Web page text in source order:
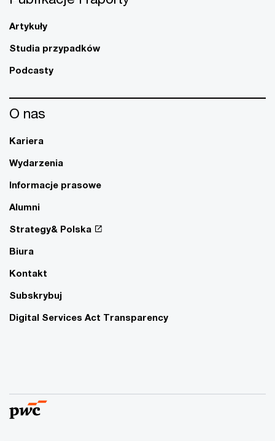
Artykuły
Studia przypadków
Podcasty
O nas
Kariera
Wydarzenia
Informacje prasowe
Alumni
Strategy& Polska
Biura
Kontakt
Subskrybuj
Digital Services Act Transparency